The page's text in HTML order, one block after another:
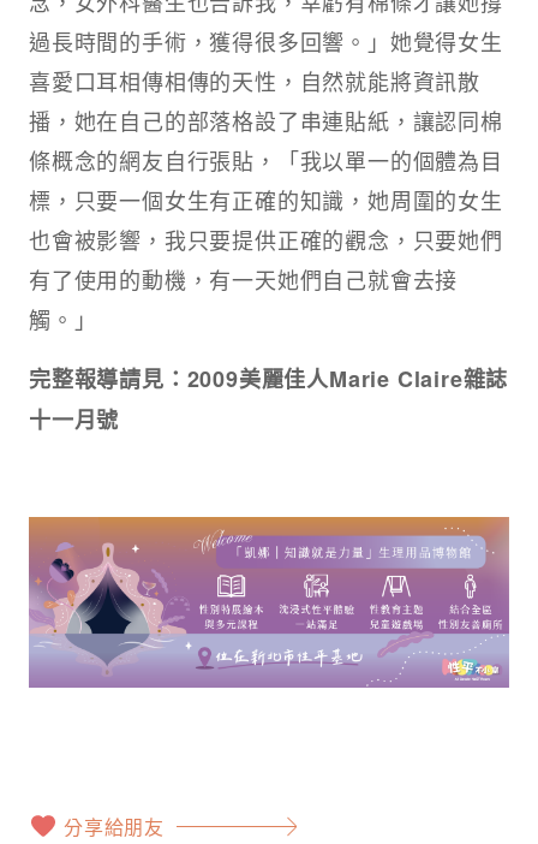
過長時間的手術，獲得很多回響。」她覺得女生
喜愛口耳相傳相傳的天性，自然就能將資訊散
播，她在自己的部落格設了串連貼紙，讓認同棉
條概念的網友自行張貼，「我以單一的個體為目
標，只要一個女生有正確的知識，她周圍的女生
也會被影響，我只要提供正確的觀念，只要她們
有了使用的動機，有一天她們自己就會去接
觸。」
完整報導請見：2009美麗佳人Marie Claire雜誌
十一月號
分享給朋友